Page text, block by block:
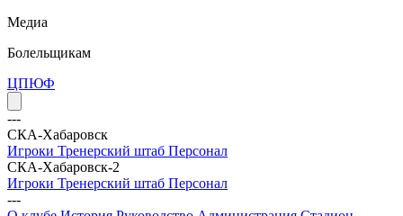
Медиа
Болельщикам
ЦПЮФ
---
СКА-Хабаровск
Игроки Тренерский штаб Персонал
СКА-Хабаровск-2
Игроки Тренерский штаб Персонал
---